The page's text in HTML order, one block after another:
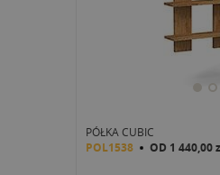
PÓŁKA CUBIC
POL1538 OD 1 440,00